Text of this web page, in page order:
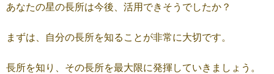
あなたの星の長所は今後、活用できそうでしたか？
まずは、自分の長所を知ることが非常に大切です。
長所を知り、その長所を最大限に発揮していきましょう。